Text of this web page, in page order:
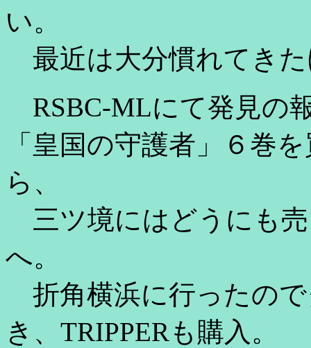
い。
最近は大分慣れてき
RSBC-MLにて発見の
「皇国の守護者」６巻
ら、
三ツ境にはどうにも
へ。
折角横浜に行ったの
き、TRIPPERも購入。